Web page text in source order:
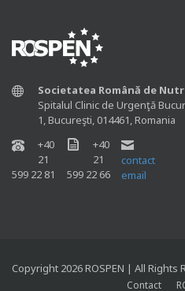
Societatea Română de
Spitalul Clinic de Urgenţă
1, Bucureşti, 014461, Romania
+40
21
599 22 81
+40
21
599 22 66
contact
email
Copyright 2026 ROSPEN | All Rights
Contact